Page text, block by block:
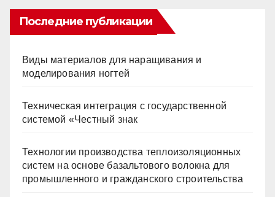
Последние публикации
Виды материалов для наращивания и
моделирования ногтей
Техническая интеграция с государственной
системой «Честный знак
Технологии производства теплоизоляционных
систем на основе базальтового волокна для
промышленного и гражданского строительства